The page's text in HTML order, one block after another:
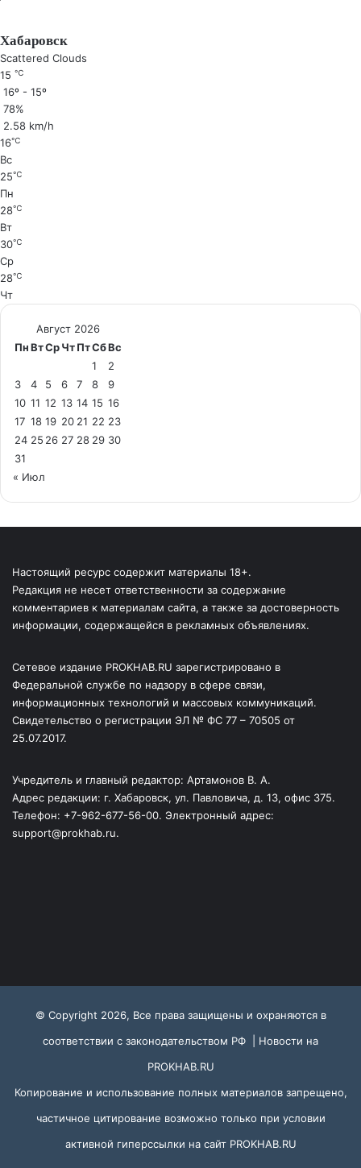
Хабаровск
Scattered Clouds
15 ℃
16º - 15º
78%
2.58 km/h
16℃
Вс
25℃
Пн
28℃
Вт
30℃
Ср
28℃
Чт
Август 2026
ПнВтСрЧтПтСбВс
1
2
3
4 5 6 7 8
9
10 11 12 13 14 15 16
17 18 19 20 21 22 23
24 25 26 27 28 29 30
31
« Июл
Настоящий ресурс содержит материалы 18+.
Редакция не несет ответственности за содержание
комментариев к материалам сайта, а также за достоверность
информации, содержащейся в рекламных объявлениях.
Сетевое издание PROKHAB.RU зарегистрировано в
Федеральной службе по надзору в сфере связи,
информационных технологий и массовых коммуникаций.
Свидетельство о регистрации ЭЛ № ФС 77 – 70505 от
25.07.2017.
Учредитель и главный редактор: Артамонов В. А.
Адрес редакции: г. Хабаровск, ул. Павловича, д. 13, офис 375.
Телефон: +7-962-677-56-00. Электронный адрес:
support@prokhab.ru.
© Copyright 2026, Все права защищены и охраняются в
соответствии с законодательством РФ | Новости на
PROKHAB.RU
Копирование и использование полных материалов запрещено,
частичное цитирование возможно только при условии
активной гиперссылки на сайт PROKHAB.RU